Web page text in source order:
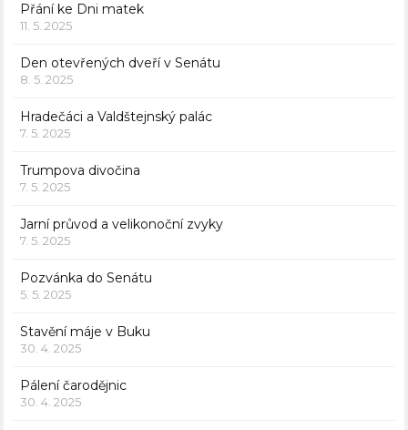
Přání ke Dni matek
11. 5. 2025
Den otevřených dveří v Senátu
8. 5. 2025
Hradečáci a Valdštejnský palác
7. 5. 2025
Trumpova divočina
7. 5. 2025
Jarní průvod a velikonoční zvyky
7. 5. 2025
Pozvánka do Senátu
5. 5. 2025
Stavění máje v Buku
30. 4. 2025
Pálení čarodějnic
30. 4. 2025